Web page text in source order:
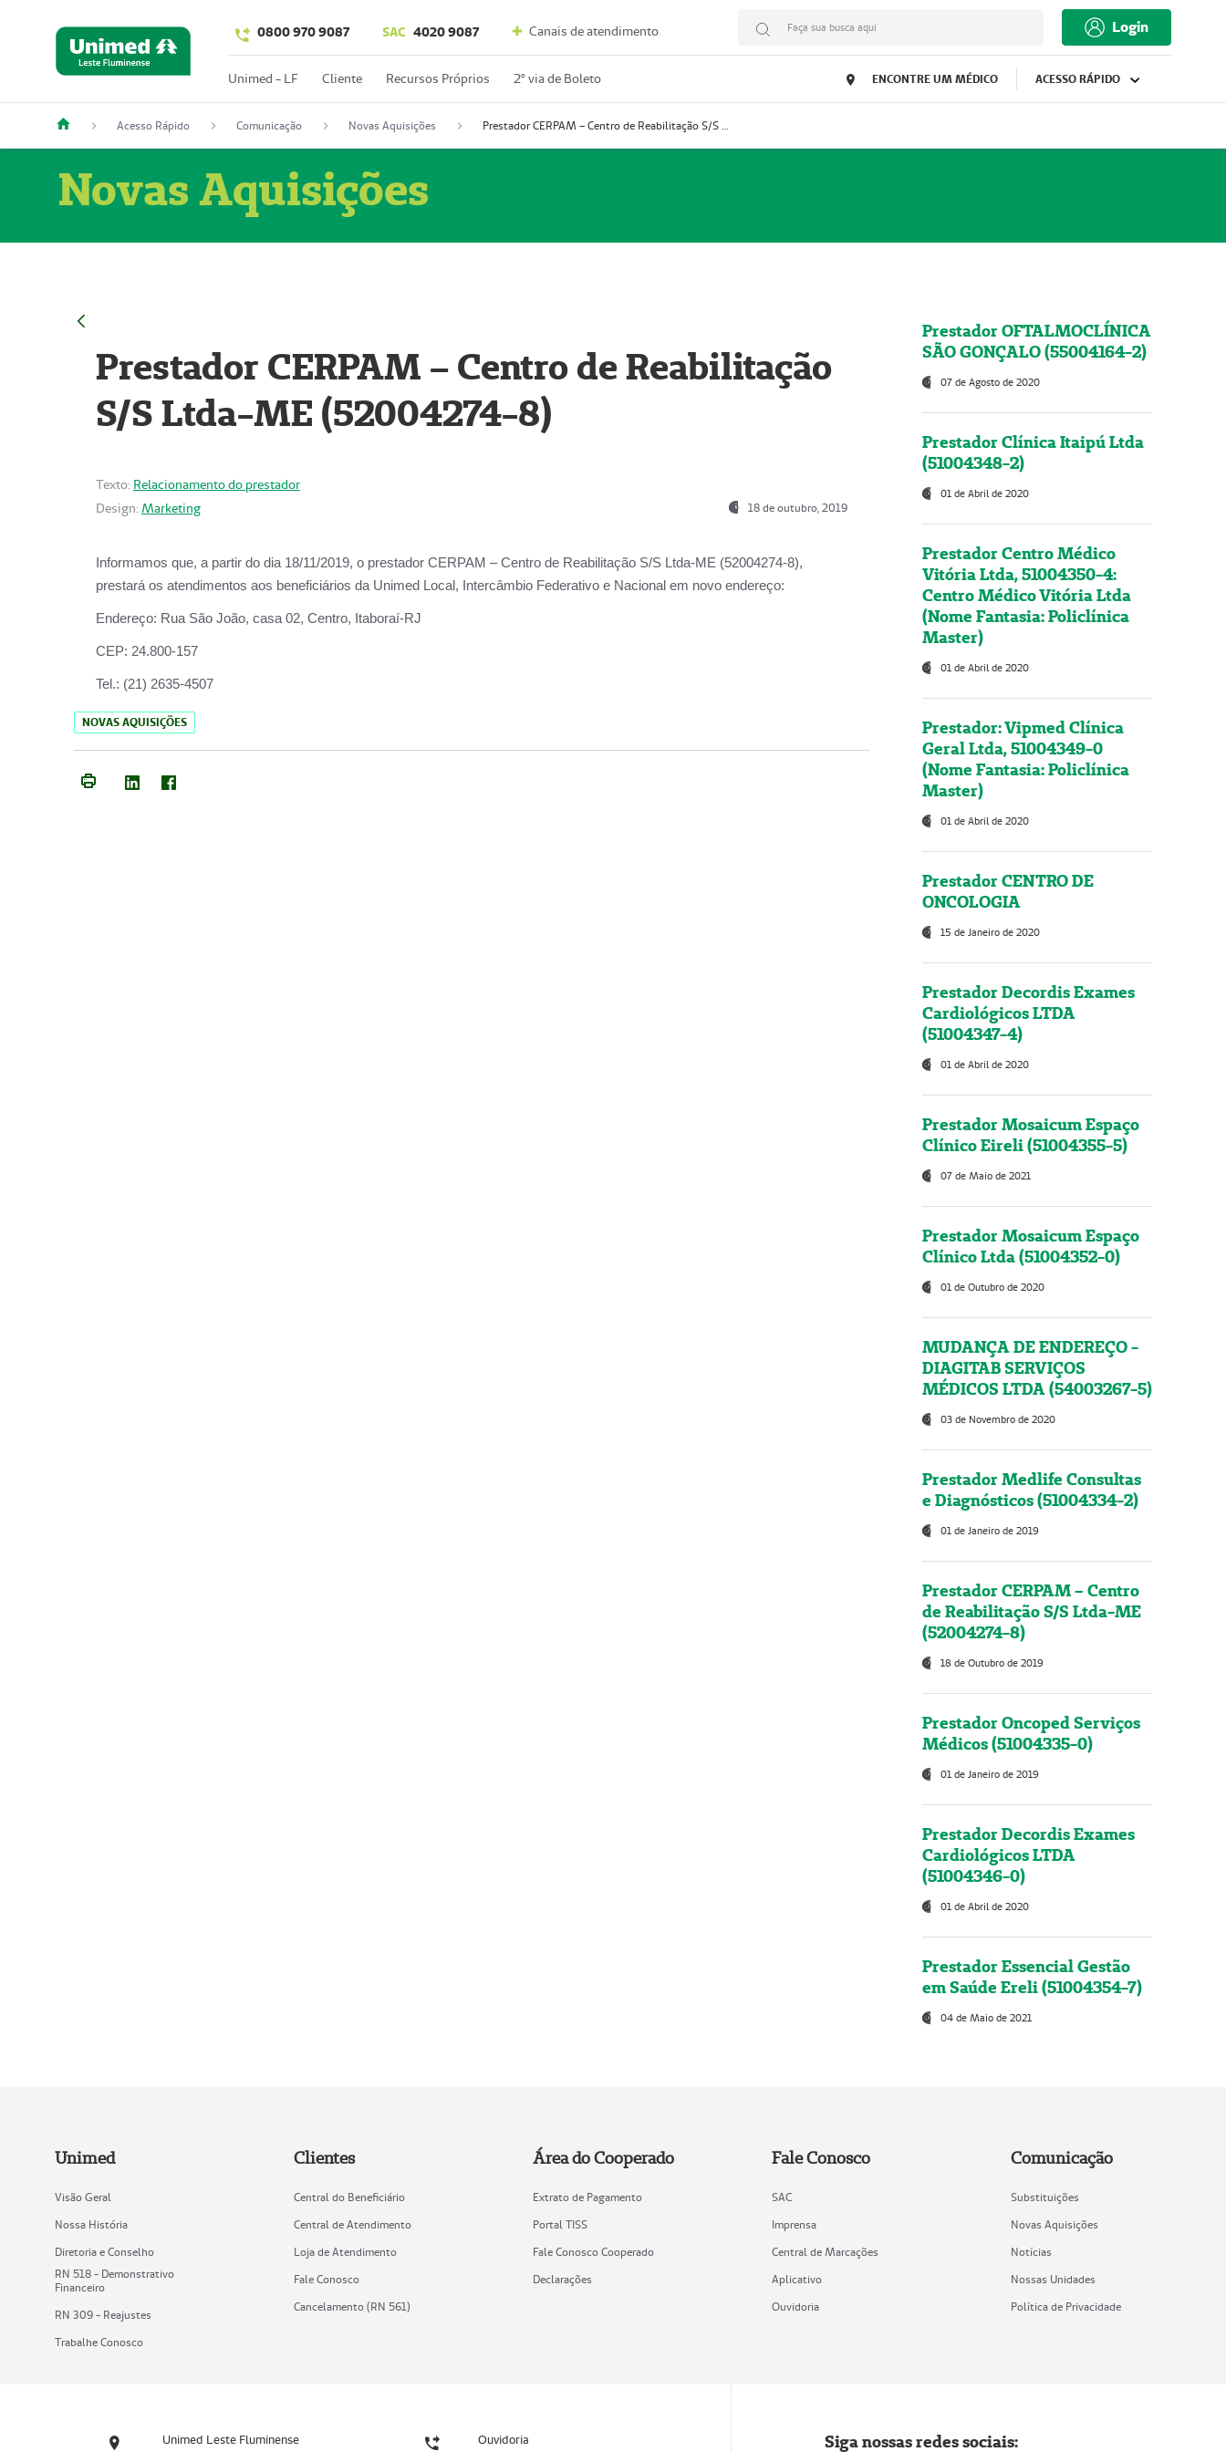
0800 970 9087 SAC 4020 9087 Canais de atendimento Faça sua busca aqui Login
Unimed - LF Cliente Recursos Próprios 2º via de Boleto ENCONTRE UM MÉDICO ACESSO RÁPIDO
Acesso Rápido Comunicação Novas Aquisições Prestador CERPAM – Centro de Reabilitação S/S Ltda-ME (52004274-8)
Novas Aquisições
Prestador CERPAM – Centro de Reabilitação
S/S Ltda-ME (52004274-8)
Texto: Relacionamento do prestador
Design: Marketing 18 de outubro, 2019
Informamos que, a partir do dia 18/11/2019, o prestador CERPAM – Centro de Reabilitação S/S Ltda-ME (52004274-8),
prestará os atendimentos aos beneficiários da Unimed Local, Intercâmbio Federativo e Nacional em novo endereço:
Endereço: Rua São João, casa 02, Centro, Itaboraí-RJ
CEP: 24.800-157
Tel.: (21) 2635-4507
NOVAS AQUISIÇÕES
Prestador OFTALMOCLÍNICA
SÃO GONÇALO (55004164-2)
07 de Agosto de 2020
Prestador Clínica Itaipú Ltda
(51004348-2)
01 de Abril de 2020
Prestador Centro Médico
Vitória Ltda, 51004350-4:
Centro Médico Vitória Ltda
(Nome Fantasia: Policlínica
Master)
01 de Abril de 2020
Prestador: Vipmed Clínica
Geral Ltda, 51004349-0
(Nome Fantasia: Policlínica
Master)
01 de Abril de 2020
Prestador CENTRO DE
ONCOLOGIA
15 de Janeiro de 2020
Prestador Decordis Exames
Cardiológicos LTDA
(51004347-4)
01 de Abril de 2020
Prestador Mosaicum Espaço
Clínico Eireli (51004355-5)
07 de Maio de 2021
Prestador Mosaicum Espaço
Clínico Ltda (51004352-0)
01 de Outubro de 2020
MUDANÇA DE ENDEREÇO -
DIAGITAB SERVIÇOS
MÉDICOS LTDA (54003267-5)
03 de Novembro de 2020
Prestador Medlife Consultas
e Diagnósticos (51004334-2)
01 de Janeiro de 2019
Prestador CERPAM – Centro
de Reabilitação S/S Ltda-ME
(52004274-8)
18 de Outubro de 2019
Prestador Oncoped Serviços
Médicos (51004335-0)
01 de Janeiro de 2019
Prestador Decordis Exames
Cardiológicos LTDA
(51004346-0)
01 de Abril de 2020
Prestador Essencial Gestão
em Saúde Ereli (51004354-7)
04 de Maio de 2021
Unimed
Visão Geral
Nossa História
Diretoria e Conselho
RN 518 - Demonstrativo
Financeiro
RN 309 - Reajustes
Trabalhe Conosco
Clientes
Central do Beneficiário
Central de Atendimento
Loja de Atendimento
Fale Conosco
Cancelamento (RN 561)
Área do Cooperado
Extrato de Pagamento
Portal TISS
Fale Conosco Cooperado
Declarações
Fale Conosco
SAC
Imprensa
Central de Marcações
Aplicativo
Ouvidoria
Comunicação
Substituições
Novas Aquisições
Notícias
Nossas Unidades
Política de Privacidade
Unimed Leste Fluminense Ouvidoria Siga nossas redes sociais: